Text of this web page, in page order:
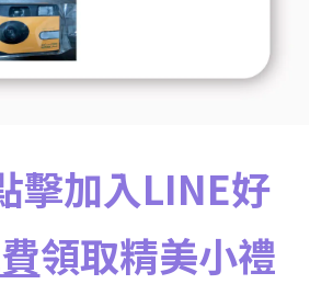
擊加入LINE好
領取精美小禮